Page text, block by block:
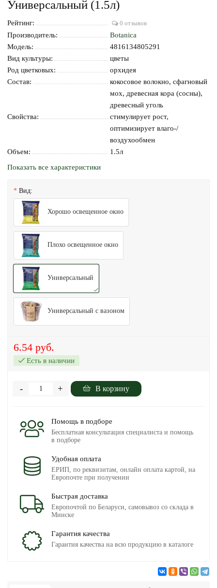
Универсальный (1.5л)
Рейтинг: 0 отзывов
Производитель:
Botanica
Модель:
4816134805291
Вид культуры:
цветы
Род цветковых:
орхидея
Состав:
кокосовое волокно, сфагновый
мох, древесная кора (сосны),
древесный уголь
Свойства:
стимулирует рост,
оптимизирует влаго-/
воздухообмен
Объем:
1.5л
Показать все характеристики
Вид:
Хорошо освещенное окно
Плохо освещенное окно
Универсальный
Универсальный с вазоном
6.54 руб.
Есть в наличии
+
- В корзину
Помощь в подборе
Бесплатная консультация специалиста и помощь
в подборе
Удобная оплата
ЕРИП, по реквизитам, онлайн оплата картой, на
Европочте при получении
Быстрая доставка
Европочтой по Беларуси, самовывоз со склада в
Минске
Гарантия качества
Гарантия качества на всю продукцию в каталоге